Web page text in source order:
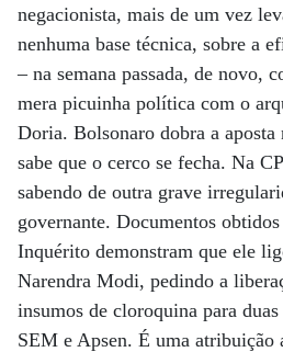
negacionista, mais de um vez
nenhuma base técnica, sobre a
– na semana passada, de novo,
mera picuinha política com o
Doria. Bolsonaro dobra a aposta
sabe que o cerco se fecha. Na
sabendo de outra grave
governante. Documentos
Inquérito demonstram que ele
Narendra Modi, pedindo a
insumos de cloroquina para
SEM e Apsen. É uma atribuição